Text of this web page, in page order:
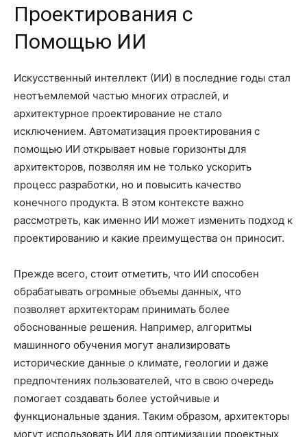
Проектирования с
Помощью ИИ
Искусственный интеллект (ИИ) в последние годы стал
неотъемлемой частью многих отраслей, и
архитектурное проектирование не стало
исключением. Автоматизация проектирования с
помощью ИИ открывает новые горизонты для
архитекторов, позволяя им не только ускорить
процесс разработки, но и повысить качество
конечного продукта. В этом контексте важно
рассмотреть, как именно ИИ может изменить подход к
проектированию и какие преимущества он приносит.
Прежде всего, стоит отметить, что ИИ способен
обрабатывать огромные объемы данных, что
позволяет архитекторам принимать более
обоснованные решения. Например, алгоритмы
машинного обучения могут анализировать
исторические данные о климате, геологии и даже
предпочтениях пользователей, что в свою очередь
помогает создавать более устойчивые и
функциональные здания. Таким образом, архитекторы
могут использовать ИИ для оптимизации проектных